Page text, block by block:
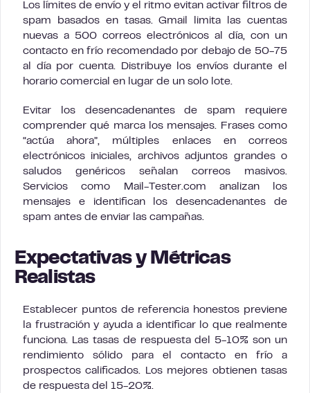
Los límites de envío y el ritmo evitan activar filtros de
spam basados en tasas. Gmail limita las cuentas
nuevas a 500 correos electrónicos al día, con un
contacto en frío recomendado por debajo de 50-75
al día por cuenta. Distribuye los envíos durante el
horario comercial en lugar de un solo lote.
Evitar los desencadenantes de spam requiere
comprender qué marca los mensajes. Frases como
“actúa ahora”, múltiples enlaces en correos
electrónicos iniciales, archivos adjuntos grandes o
saludos genéricos señalan correos masivos.
Servicios como Mail-Tester.com analizan los
mensajes e identifican los desencadenantes de
spam antes de enviar las campañas.
Expectativas y Métricas
Realistas
Establecer puntos de referencia honestos previene
la frustración y ayuda a identificar lo que realmente
funciona. Las tasas de respuesta del 5-10% son un
rendimiento sólido para el contacto en frío a
prospectos calificados. Los mejores obtienen tasas
de respuesta del 15-20%.